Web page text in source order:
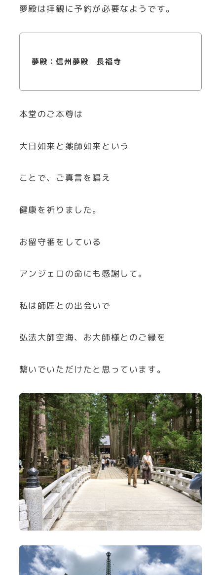
夢殿は拝観に予約が必要なようです。
夢殿：信州夢殿 長福寺
本堂のご本尊は
大日如来と薬師如来という
ことで、ご真言を唱え
健康を祈りました。
お留守番をしている
アンジェロの命にも感謝して。
私は師匠との出会いで
弘法大師空海、お大師様とのご縁を
繋いでいただけたと思っています。